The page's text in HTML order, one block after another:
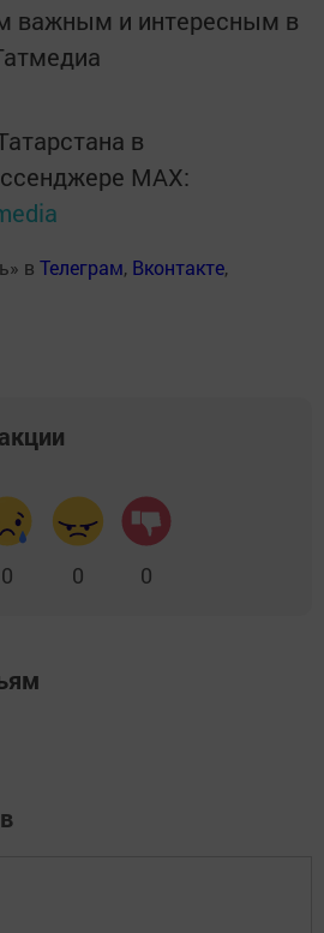
важным и интересным в
в
MАХ:
в Телеграм, Вконтакте,
0 0 0